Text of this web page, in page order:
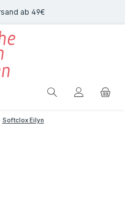
ab 49€
Softclox Eilyn